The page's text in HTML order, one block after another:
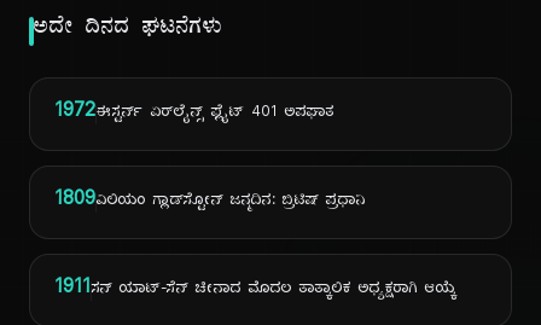
ಅದೇ ದಿನದ ಘಟನೆಗಳು
1972ಈಸ್ಟರ್ನ್ ಏರ್‌ಲೈನ್ಸ್ ಫ್ಲೈಟ್ 401 ಅಪಘಾತ
1809ವಿಲಿಯಂ ಗ್ಲಾಡ್‌ಸ್ಟೋನ್ ಜನ್ಮದಿನ: ಬ್ರಿಟಿಷ್ ಪ್ರಧಾನಿ
1911ಸನ್ ಯಾಟ್-ಸೆನ್ ಚೀನಾದ ಮೊದಲ ತಾತ್ಕಾಲಿಕ ಅಧ್ಯಕ್ಷರಾಗಿ ಆಯ್ಕೆ